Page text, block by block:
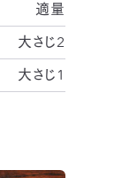
適量
大さじ2
大さじ1